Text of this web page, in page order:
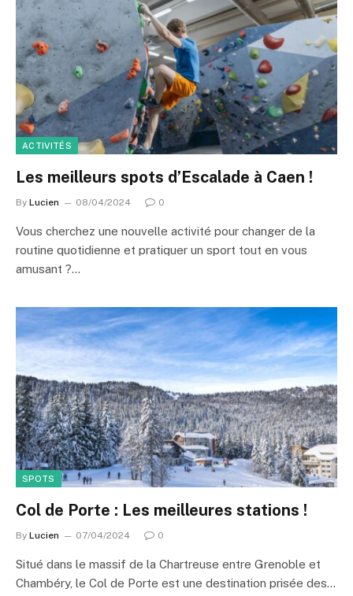
ACTIVITÉS
Les meilleurs spots d’Escalade à Caen !
By Lucien 08/04/2024 0
Vous cherchez une nouvelle activité pour changer de la
routine quotidienne et pratiquer un sport tout en vous
amusant ?…
SPOTS
Col de Porte : Les meilleures stations !
By Lucien 07/04/2024 0
Situé dans le massif de la Chartreuse entre Grenoble et
Chambéry, le Col de Porte est une destination prisée des…